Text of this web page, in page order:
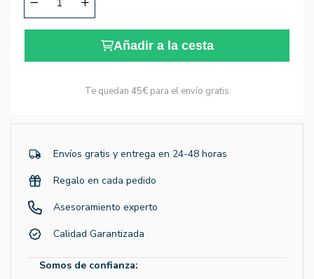
Añadir a la cesta
Te quedan 45€ para el envío gratis
Envíos gratis y entrega en 24-48 horas
Regalo en cada pedido
Asesoramiento experto
Calidad Garantizada
Somos de confianza: